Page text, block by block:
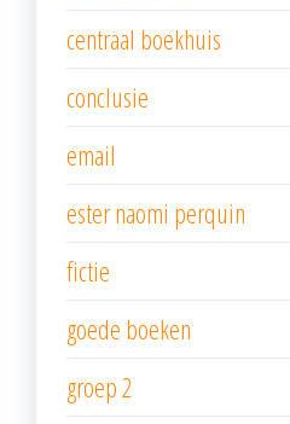
centraal boekhuis
conclusie
email
ester naomi perquin
fictie
goede boeken
groep 2